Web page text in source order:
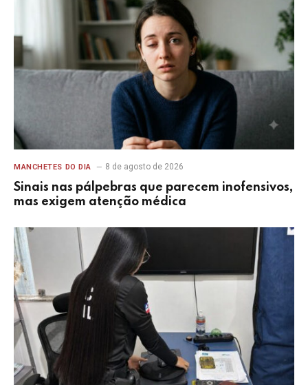
MANCHETES DO DIA 8 de agosto de 2026
Sinais nas pálpebras que parecem inofensivos,
mas exigem atenção médica